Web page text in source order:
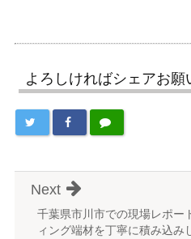
よろしければシェアお願
千葉県市川市での現場レポー
ィング端材を丁寧に積み込み
Next